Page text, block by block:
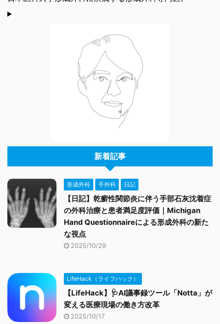
新着記事
形成外科 手外科 日記
【日記】乾癬性関節炎に伴う手部石灰沈着症
の外科治療と患者満足度評価｜Michigan
Hand Questionnaireによる形成外科の新た
な視点
2025/10/29
LifeHack（ライフハック）
【LifeHack】🩺AI議事録ツール「Notta」が
変える医療現場の働き方改革
2025/10/17